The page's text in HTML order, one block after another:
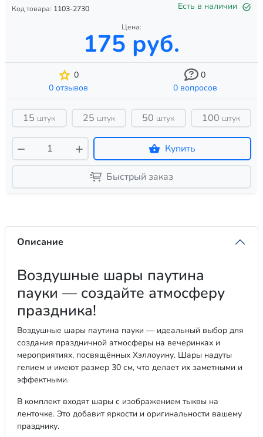
Код товара: 1103-2730 Есть в наличии
Цена:
175 руб.
0
0 отзывов
0
0 вопросов
15 штук 25 штук 50 штук 100 штук
Купить
Быстрый заказ
Описание
Воздушные шары паутина
пауки — создайте атмосферу
праздника!
Воздушные шары паутина пауки — идеальный выбор для
создания праздничной атмосферы на вечеринках и
мероприятиях, посвящённых Хэллоуину. Шары надуты
гелием и имеют размер 30 см, что делает их заметными и
эффектными.
В комплект входят шары с изображением тыквы на
ленточке. Это добавит яркости и оригинальности вашему
празднику.